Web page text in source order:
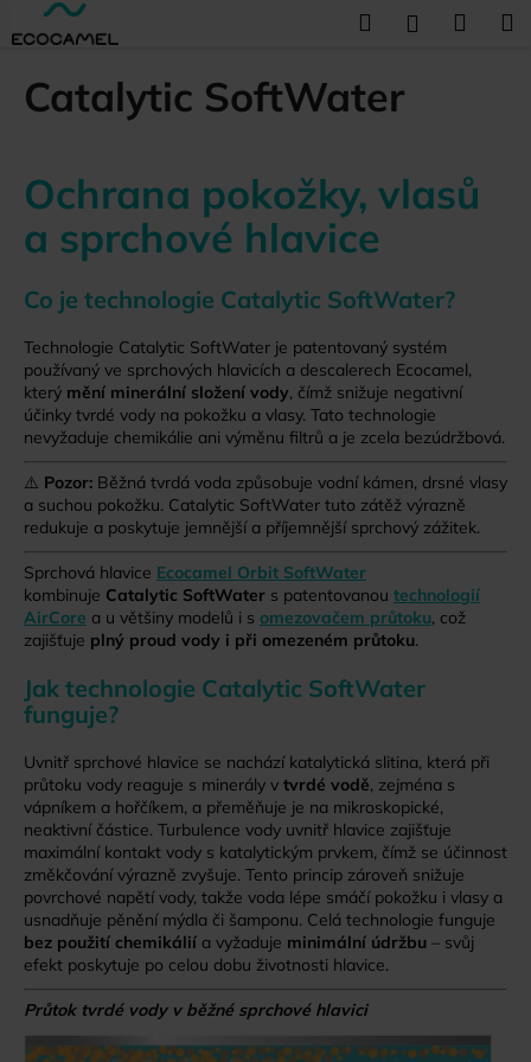
na
HledatPřihlášení
Catalytic SoftWater
Ochrana pokožky, vlasů
a sprchové hlavice
Co je technologie Catalytic SoftWater?
Technologie Catalytic SoftWater je patentovaný systém
používaný ve sprchových hlavicích a descalerech Ecocamel,
který mění minerální složení vody, čímž snižuje negativní
účinky tvrdé vody na pokožku a vlasy. Tato technologie
nevyžaduje chemikálie ani výměnu filtrů a je zcela bezúdržbová.
⚠️ Pozor: Běžná tvrdá voda způsobuje vodní kámen, drsné vlasy
a suchou pokožku. Catalytic SoftWater tuto zátěž výrazně
redukuje a poskytuje jemnější a příjemnější sprchový zážitek.
Sprchová hlavice Ecocamel Orbit SoftWater
kombinuje Catalytic SoftWater s patentovanou technologií
AirCore a u většiny modelů i s omezovačem průtoku, což
zajišťuje plný proud vody i při omezeném průtoku.
Jak technologie Catalytic SoftWater
funguje?
Uvnitř sprchové hlavice se nachází katalytická slitina, která při
průtoku vody reaguje s minerály v tvrdé vodě, zejména s
vápníkem a hořčíkem, a přeměňuje je na mikroskopické,
neaktivní částice. Turbulence vody uvnitř hlavice zajišťuje
maximální kontakt vody s katalytickým prvkem, čímž se účinnost
změkčování výrazně zvyšuje. Tento princip zároveň snižuje
povrchové napětí vody, takže voda lépe smáčí pokožku i vlasy a
usnadňuje pěnění mýdla či šamponu. Celá technologie funguje
bez použití chemikálií a vyžaduje minimální údržbu – svůj
efekt poskytuje po celou dobu životnosti hlavice.
Průtok tvrdé vody v běžné sprchové hlavici
o
p
o
t
ř
e
b
u
j
e
t
e
n
a
j
í
t
?
HLEDAT
D
o
p
o
r
u